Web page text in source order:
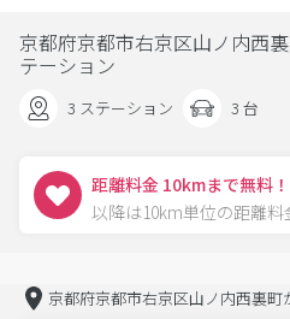
京都府京都市右京区山ノ内西
テーション
3 ステーション 3 台
距離料金 10kmまで無料！
以降は10km単位の距離
京都府京都市右京区山ノ内西裏町